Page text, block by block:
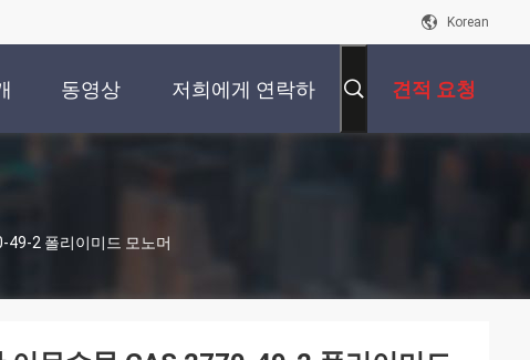
Korean
동영상 저희에게 연락하 견적 요청
49-2 폴리이미드 모노머